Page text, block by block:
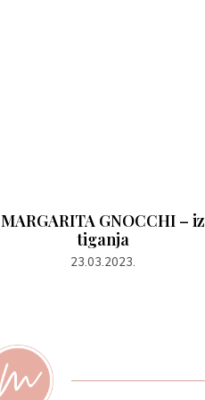
MARGARITA GNOCCHI – iz
tiganja
23.03.2023.